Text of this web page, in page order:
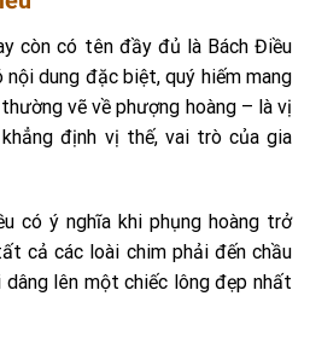
còn có tên đầy đủ là Bách Điều
nội dung đặc biệt, quý hiếm mang
vẽ về phượng hoàng – là vị
định vị thế, vai trò của gia
có ý nghĩa khi phụng hoàng trở
cả các loài chim phải đến chầu
lên một chiếc lông đẹp nhất